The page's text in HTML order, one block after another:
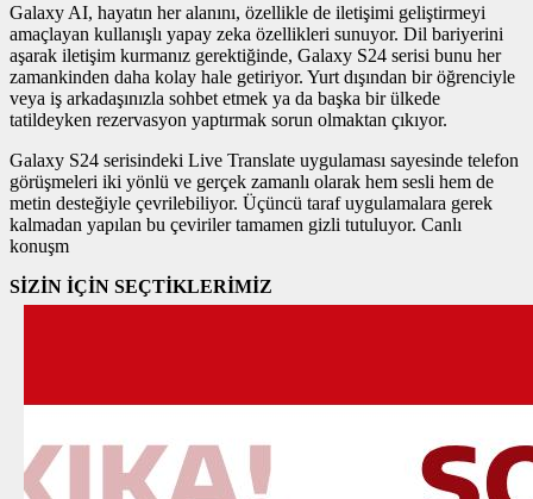
Galaxy AI, hayatın her alanını, özellikle de iletişimi geliştirmeyi
amaçlayan kullanışlı yapay zeka özellikleri sunuyor. Dil bariyerini
aşarak iletişim kurmanız gerektiğinde, Galaxy S24 serisi bunu her
zamankinden daha kolay hale getiriyor. Yurt dışından bir öğrenciyle
veya iş arkadaşınızla sohbet etmek ya da başka bir ülkede
tatildeyken rezervasyon yaptırmak sorun olmaktan çıkıyor.
Galaxy S24 serisindeki Live Translate uygulaması sayesinde telefon
görüşmeleri iki yönlü ve gerçek zamanlı olarak hem sesli hem de
metin desteğiyle çevrilebiliyor. Üçüncü taraf uygulamalara gerek
kalmadan yapılan bu çeviriler tamamen gizli tutuluyor. Canlı
konuşm
SİZİN İÇİN SEÇTİKLERİMİZ